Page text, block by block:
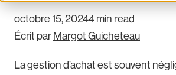
octobre 15, 20244 min read
Écrit par Margot Guicheteau
La gestion d’achat est souvent